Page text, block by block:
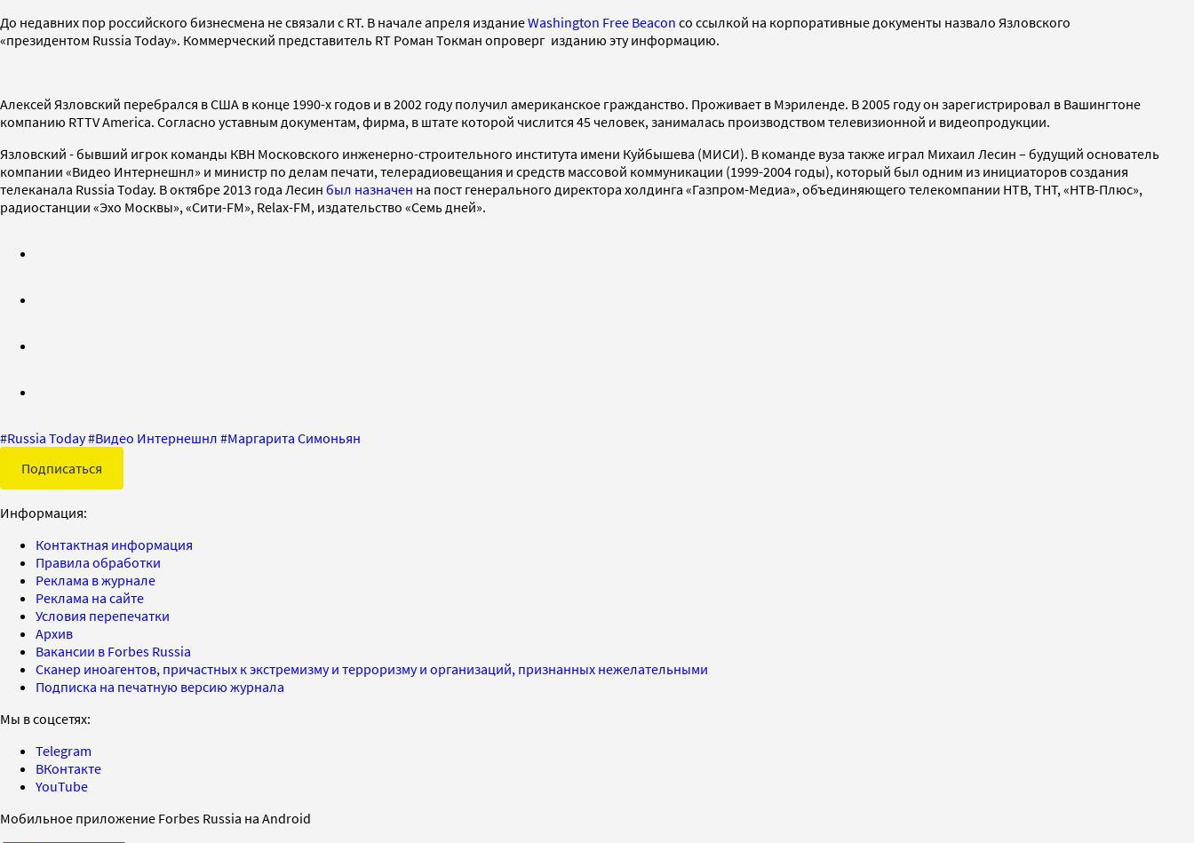
До недавних пор российского бизнесмена не связали с RT. В начале апреля изданиеWashington Free Beacon со ссылкой на корпоративные документы назвало Язловского
«президентом Russia Today». Коммерческий представитель RT Роман Токман опроверг изданию эту информацию.
Алексей Язловский перебрался в США в конце 1990-х годов и в 2002 году получил американское гражданство. Проживает в Мэриленде. В 2005 году он зарегистрировал в Вашингтоне
компанию RTTV America. Согласно уставным документам, фирма, в штате которой числится 45 человек, занималась производством телевизионной и видеопродукции.
Язловский - бывший игрок команды КВН Московского инженерно-строительного института имени Куйбышева (МИСИ). В команде вуза также играл Михаил Лесин – будущий основатель
компании «Видео Интернешнл» и министр по делам печати, телерадиовещания и средств массовой коммуникации (1999-2004 годы), который был одним из инициаторов создания
телеканала Russia Today. В октябре 2013 года Лесин был назначен на пост генерального директора холдинга «Газпром-Медиа», объединяющего телекомпании НТВ, ТНТ, «НТВ-Плюс»,
радиостанции «Эхо Москвы», «Cити-FM», Relax-FM, издательство «Семь дней».
#Russia Today#Видео Интернешнл #Маргарита Симоньян
Подписаться
Информация:
Контактная информация
Правила обработки
Реклама в журнале
Реклама на сайте
Условия перепечатки
Архив
Вакансии в Forbes Russia
Сканер иноагентов, причастных к экстремизму и терроризму и организаций, признанных нежелательными
Подписка на печатную версию журнала
Мы в соцсетях:
Telegram
ВКонтакте
YouTube
Мобильное приложение Forbes Russia на Android